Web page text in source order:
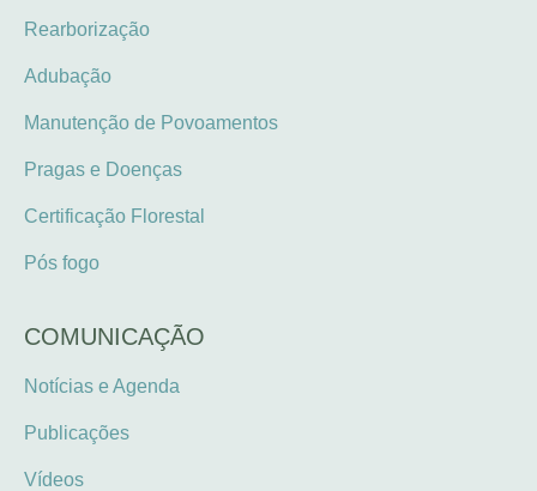
Rearborização
Adubação
Manutenção de Povoamentos
Pragas e Doenças
Certificação Florestal
Pós fogo
COMUNICAÇÃO
Notícias e Agenda
Publicações
Vídeos